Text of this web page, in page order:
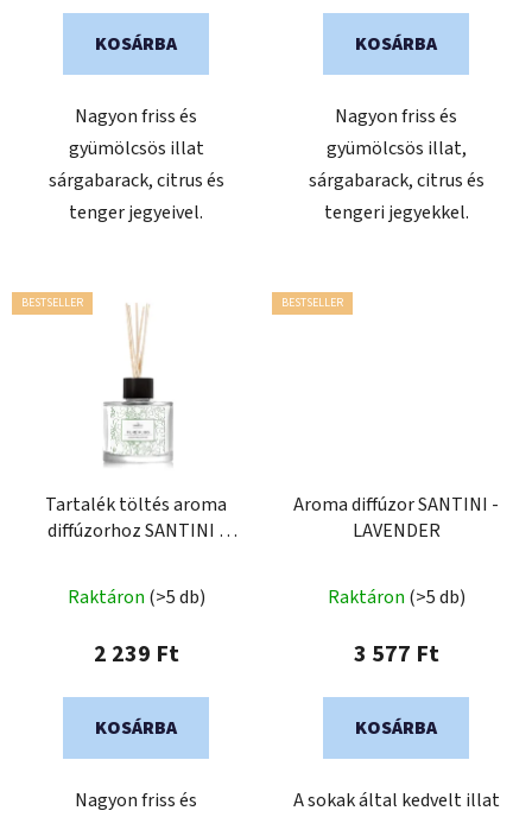
KOSÁRBA
Nagyon friss és
gyümölcsös illat
sárgabarack, citrus és
tenger jegyeivel.
KOSÁRBA
Nagyon friss és
gyümölcsös illat,
sárgabarack, citrus és
tengeri jegyekkel.
BESTSELLER
Tartalék töltés aroma
diffúzorhoz SANTINI -
Raktáron (>5 db)
2 239 Ft
KOSÁRBA
Nagyon friss és
BESTSELLER
Aroma diffúzor SANTINI -
LAVENDER
termék
átlagos
5-
ből
csillag.
Raktáron (>5 db)
3 577 Ft
KOSÁRBA
A sokak által kedvelt illat